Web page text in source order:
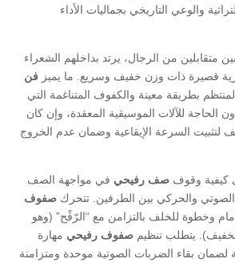
والوعي التاريخي بجماليات الأداء
متقابلين من الرجال، يرتد بداخلهم الشعراء
قصيرة ذات وزن خفيف وسريع. ما يميز فن
بطريقة معينة والكفوف المتناغمة التي
الحاجة للآلات الموسيقية المعقدة، وإن كان
لتثبيت السرعة الإيقاعية وضمان عدم الخروج
كيفية وقوف صف رفيحي في مواجهة الصف
الصوتي والحركي بين الطرفين. تتحرك صفوف
وخطوة للخلف بالتزامن مع “الرّفْح” (وهو
يتطلب تنظيم صفوف رفيحي مهارة
لضمان بقاء الضربات الصوتية موحدة ومتزامنة